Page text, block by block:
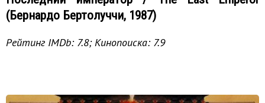
(Бернардо Бертолуччи, 1987)
Рейтинг IMDb: 7.8; Кинопоиска: 7.9